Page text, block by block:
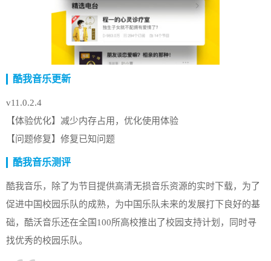
酷我音乐更新
v11.0.2.4
【体验优化】减少内存占用，优化使用体验
【问题修复】修复已知问题
酷我音乐测评
酷我音乐，除了为节目提供高清无损音乐资源的实时下载，为了
促进中国校园乐队的成熟，为中国乐队未来的发展打下良好的基
础，酷沃音乐还在全国100所高校推出了校园支持计划，同时寻
找优秀的校园乐队。